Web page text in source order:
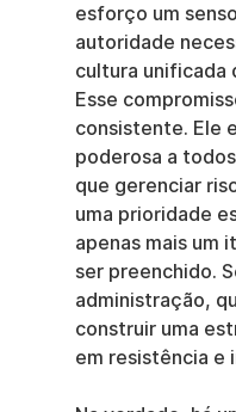
esforço um
autoridade
cultura unificada
Esse
consistente. Ele
poderosa a
que gerenciar
uma prioridade
apenas mais um
ser preenchido.
administração,
construir uma
em resistência e